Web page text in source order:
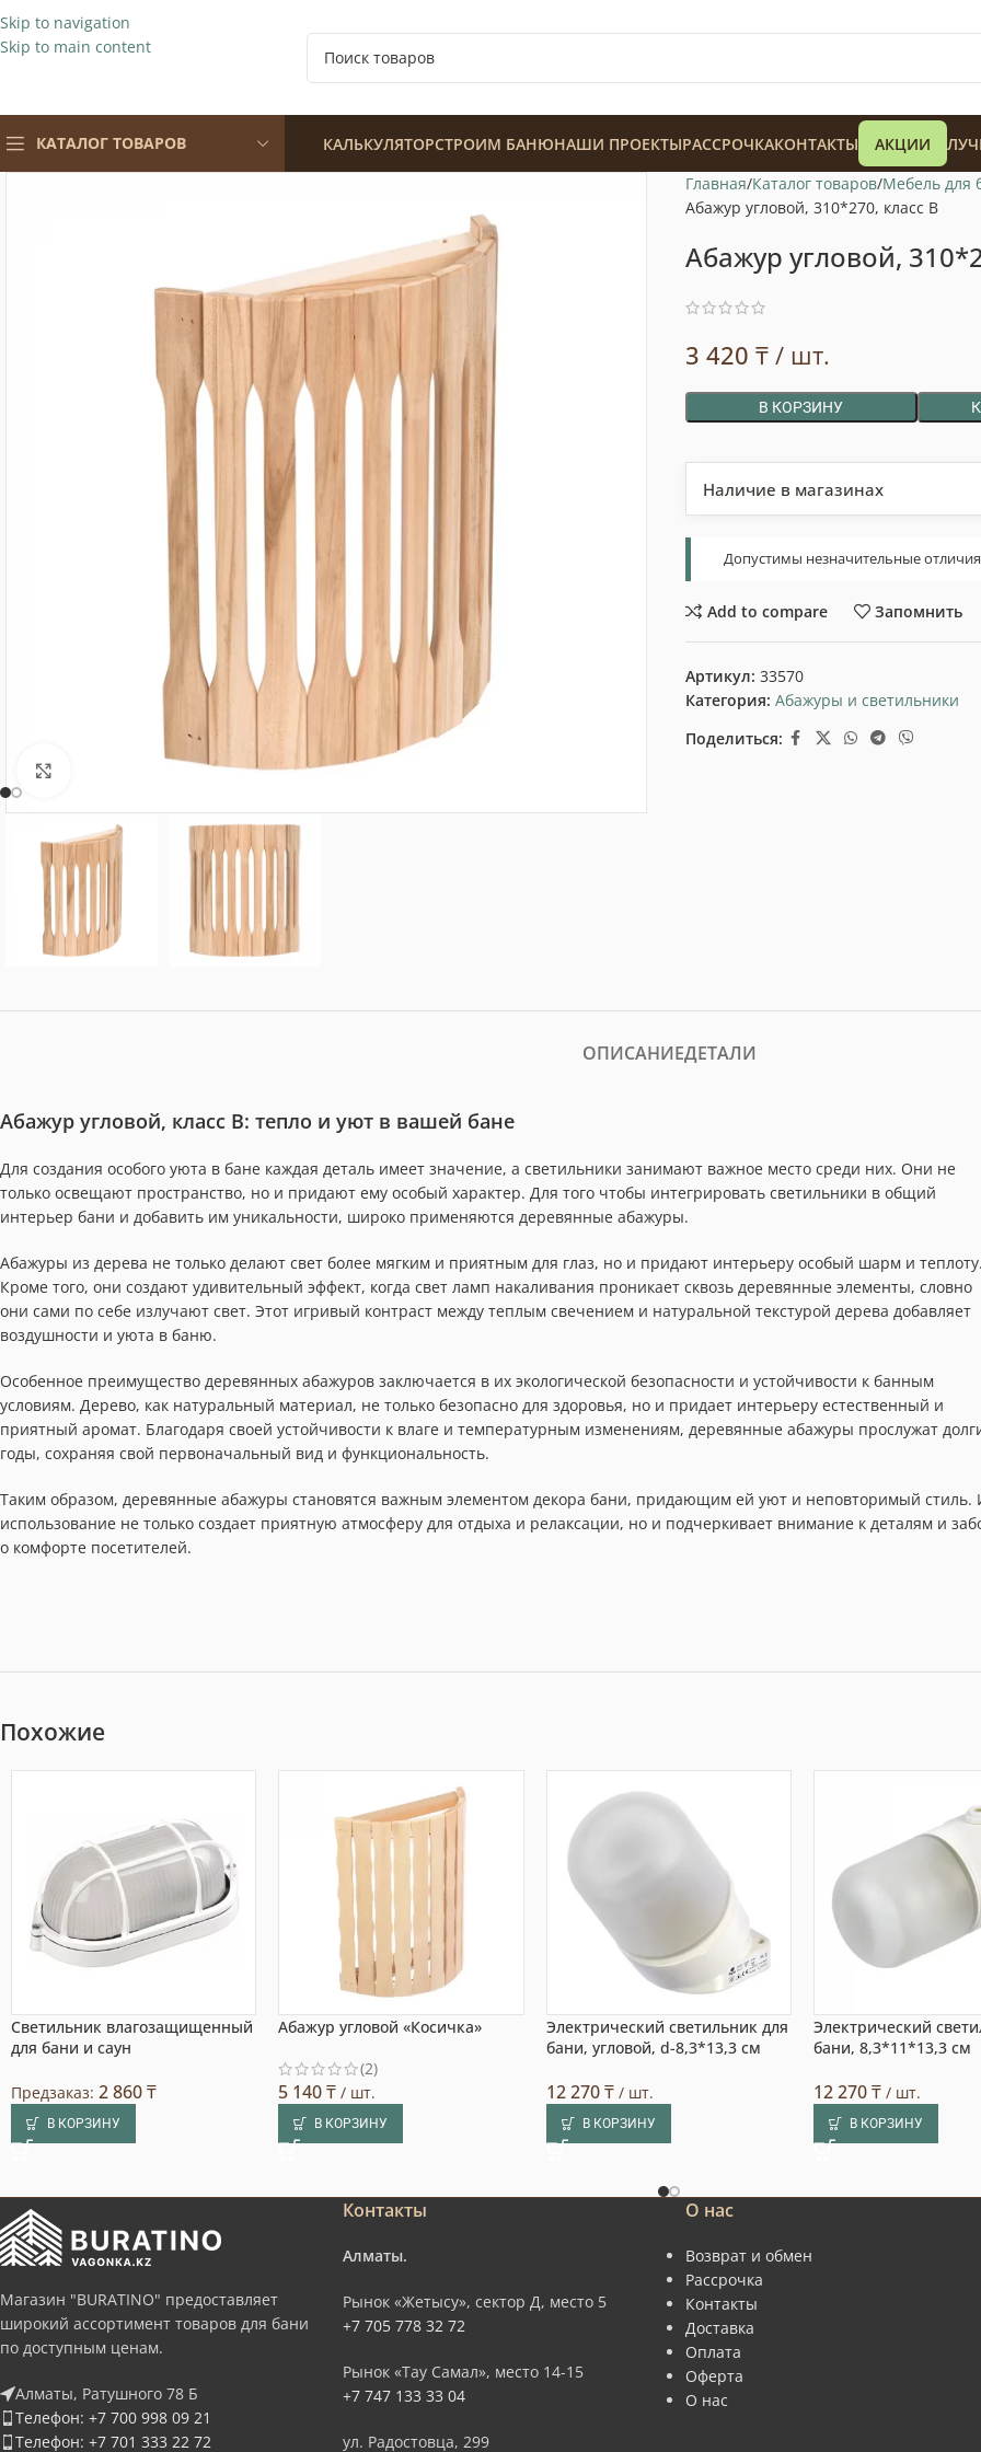
Skip to navigation
Skip to main content
КАТАЛОГ ТОВАРОВ КАЛЬКУЛЯТОРСТРОИМ БАНЮНАШИ ПРОЕКТЫРАССРОЧКАКОНТАКТЫ АКЦИИ
Нажмите, чтобы увеличить
Главная Каталог товаров Мебель для
Абажур угловой, 310*270, класс В
Абажур угловой,
3 420 ₸/ шт.
В КОРЗИНУ
Наличие в магазинах
Допустимы незначительные
Add to compare Запомнить
Артикул: 33570
Категория: Абажуры и светильники
Поделиться:
ОПИСАНИЕДЕТАЛИ
Абажур угловой, класс В: тепло и уют в вашей бане
Для создания особого уюта в бане каждая деталь имеет значение, а светильники занимают важное место среди них. Они не
только освещают пространство, но и придают ему особый характер. Для того чтобы интегрировать светильники в общий
интерьер бани и добавить им уникальности, широко применяются деревянные абажуры.
Абажуры из дерева не только делают свет более мягким и приятным для глаз, но и придают интерьеру особый шарм и
Кроме того, они создают удивительный эффект, когда свет ламп накаливания проникает сквозь деревянные элементы, словно
они сами по себе излучают свет. Этот игривый контраст между теплым свечением и натуральной текстурой дерева добавляет
воздушности и уюта в баню.
Особенное преимущество деревянных абажуров заключается в их экологической безопасности и устойчивости к банным
условиям. Дерево, как натуральный материал, не только безопасно для здоровья, но и придает интерьеру естественный и
приятный аромат. Благодаря своей устойчивости к влаге и температурным изменениям, деревянные абажуры прослужат
годы, сохраняя свой первоначальный вид и функциональность.
Таким образом, деревянные абажуры становятся важным элементом декора бани, придающим ей уют и неповторимый стиль.
использование не только создает приятную атмосферу для отдыха и релаксации, но и подчеркивает внимание к деталям и
о комфорте посетителей.
Похожие
Светильник влагозащищенный
для бани и саун
Предзаказ: 2 860₸
В КОРЗИНУ
Абажур угловой «Косичка»
(2)
5 140₸ / шт.
В КОРЗИНУ
Электрический светильник для
бани, угловой, d-8,3*13,3 см
12 270₸/ шт.
В КОРЗИНУ
Электрический
бани, 8,3*11*13,3 см
12 270₸ / шт.
В КОРЗИНУ
Магазин "BURATINO" предоставляет
широкий ассортимент товаров для бани
по доступным ценам.
Алматы, Ратушного 78 Б
Телефон: +7 700 998 09 21
Телефон: +7 701 333 22 72
Контакты
Алматы.
Рынок «Жетысу», сектор Д, место 5
+7 705 778 32 72
Рынок «Тау Самал», место 14-15
+7 747 133 33 04
ул. Радостовца, 299
О нас
Возврат и обмен
Рассрочка
Контакты
Доставка
Оплата
Оферта
О нас